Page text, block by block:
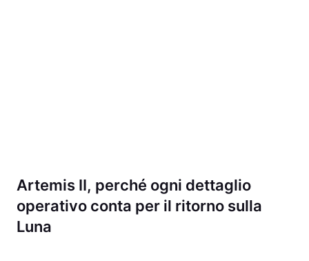
Artemis II, perché ogni dettaglio
operativo conta per il ritorno sulla
Luna